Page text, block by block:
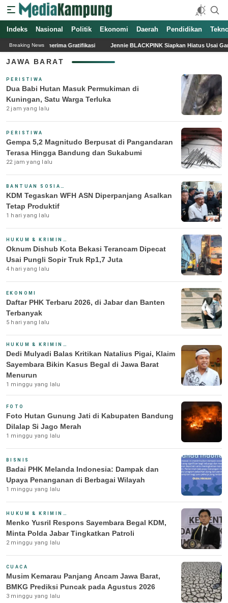
Media Kampung
Media Online Indonesia Terpercaya
Indeks Nasional Politik Ekonomi Daerah Pendidikan
Breaking News
dan Penerima Gratifikasi Jennie BLACKPINK Siapkan Hiatus Usai Garap
JAWA BARAT
PERISTIWA
Dua Babi Hutan Masuk Permukiman di
Kuningan, Satu Warga Terluka
2 jam yang lalu
PERISTIWA
Gempa 5,2 Magnitudo Berpusat di Pangandaran
Terasa Hingga Bandung dan Sukabumi
22 jam yang lalu
BANTUAN SOSIAL & PEMERINTAH
KDM Tegaskan WFH ASN Diperpanjang Asalkan
Tetap Produktif
1 hari yang lalu
HUKUM & KRIMINAL
Oknum Dishub Kota Bekasi Terancam Dipecat
Usai Pungli Sopir Truk Rp1,7 Juta
4 hari yang lalu
EKONOMI
Daftar PHK Terbaru 2026, di Jabar dan Banten
Terbanyak
5 hari yang lalu
HUKUM & KRIMINAL
Dedi Mulyadi Balas Kritikan Natalius Pigai, Klaim
Sayembara Bikin Kasus Begal di Jawa Barat
Menurun
1 minggu yang lalu
FOTO
Foto Hutan Gunung Jati di Kabupaten Bandung
Dilalap Si Jago Merah
1 minggu yang lalu
BISNIS
Badai PHK Melanda Indonesia: Dampak dan
Upaya Penanganan di Berbagai Wilayah
1 minggu yang lalu
HUKUM & KRIMINAL
Menko Yusril Respons Sayembara Begal KDM,
Minta Polda Jabar Tingkatkan Patroli
2 minggu yang lalu
CUACA
Musim Kemarau Panjang Ancam Jawa Barat,
BMKG Prediksi Puncak pada Agustus 2026
3 minggu yang lalu